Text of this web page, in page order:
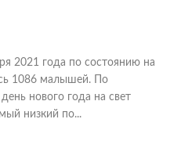
2021 года по состоянию на
1086 малышей. По
нового года на свет
низкий по...